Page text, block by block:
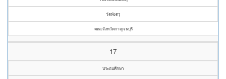
วัดพังตรุ
คณะจังหวัดกาญจนบุรี
17
ประถมศึกษา